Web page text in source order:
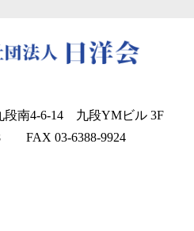
段南4-6-14 九段YMビル 3F
FAX 03-6388-9924